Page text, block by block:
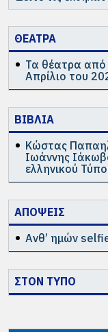
ΘΕΑΤΡΑ
Τα θέατρα
Απρίλιο του
ΒΙΒΛΙΑ
Κώστας
Ιωάννης
ελληνικού
ΑΠΟΨΕΙΣ
Ανθ’ ημών
ΣΤΟΝ ΤΥΠΟ